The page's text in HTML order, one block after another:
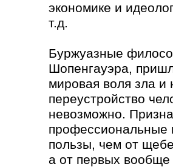
экономике и
т.д.
Буржуазные
Шопенгауэра,
мировая воля зла
переустройство
невозможно.
профессиональные
пользы, чем от
а от первых